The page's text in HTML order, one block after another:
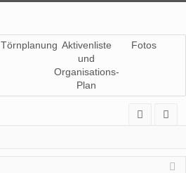
Törnplanung Aktivenliste
und
Organisations-
Plan
Fotos
m
ist